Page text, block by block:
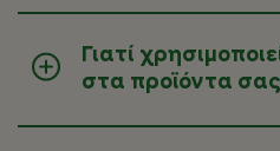
Γιατί
στα προϊόντα